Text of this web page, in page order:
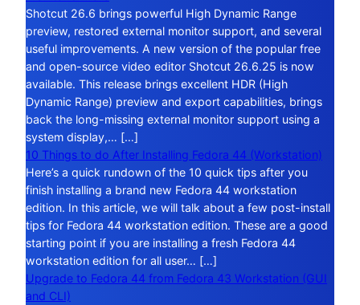
Shotcut 26.6 brings powerful High Dynamic Range
preview, restored external monitor support, and several
useful improvements. A new version of the popular free
and open-source video editor Shotcut 26.6.25 is now
available. This release brings excellent HDR (High
Dynamic Range) preview and export capabilities, brings
back the long-missing external monitor support using a
system display,… […]
10 Things to do After Installing Fedora 44 (Workstation)
Here’s a quick rundown of the 10 quick tips after you
finish installing a brand new Fedora 44 workstation
edition. In this article, we will talk about a few post-install
tips for Fedora 44 workstation edition. These are a good
starting point if you are installing a fresh Fedora 44
workstation edition for all user… […]
Upgrade to Fedora 44 from Fedora 43 Workstation (GUI
and CLI)